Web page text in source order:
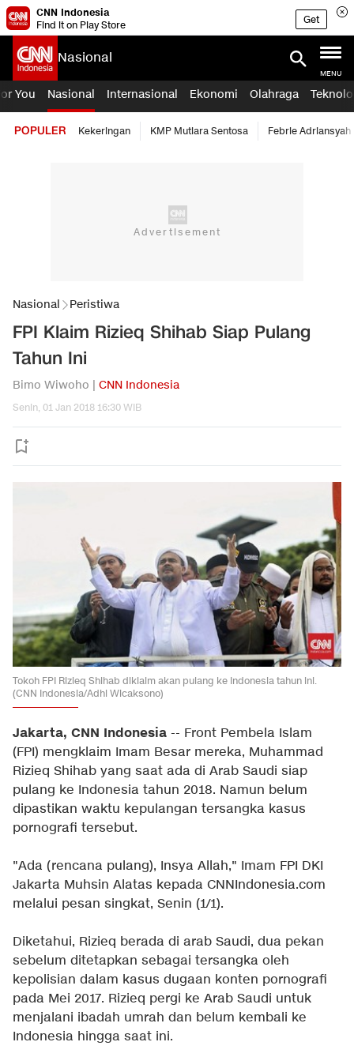
CNN Indonesia
Find it on Play Store
Get
Nasional
MENU
You Nasional Internasional Ekonomi Olahraga
POPULER Kekeringan KMP Mutiara Sentosa Febrie Adriansyah
Nasional Peristiwa
FPI Klaim Rizieq Shihab Siap Pulang
Tahun Ini
Bimo Wiwoho | CNN Indonesia
Senin, 01 Jan 2018 16:30 WIB
Tokoh FPI Rizieq Shihab diklaim akan pulang ke Indonesia tahun ini.
(CNN Indonesia/Adhi Wicaksono)
Jakarta, CNN Indonesia -- Front Pembela Islam
(FPI) mengklaim Imam Besar mereka, Muhammad
Rizieq Shihab yang saat ada di Arab Saudi siap
pulang ke Indonesia tahun 2018. Namun belum
dipastikan waktu kepulangan tersangka kasus
pornografi tersebut.
"Ada (rencana pulang), Insya Allah," Imam FPI DKI
Jakarta Muhsin Alatas kepada CNNIndonesia.com
melalui pesan singkat, Senin (1/1).
Diketahui, Rizieq berada di arab Saudi, dua pekan
sebelum ditetapkan sebagai tersangka oleh
kepolisian dalam kasus dugaan konten pornografi
pada Mei 2017. Rizieq pergi ke Arab Saudi untuk
menjalani ibadah umrah dan belum kembali ke
Indonesia hingga saat ini.